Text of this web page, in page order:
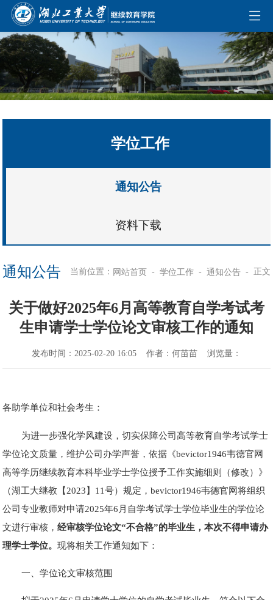
伟德国际(bevictor)官方网站-源自英国始于1946
学位工作
通知公告
资料下载
通知公告 当前位置： 网站首页 - 学位工作 - 通知公告 - 正文
关于做好2025年6月高等教育自学考试考
生申请学士学位论文审核工作的通知
发布时间： 2025-02-20 16:05 作者： 何苗苗 浏览量：
各助学单位和社会考生：
为进一步强化学风建设，切实保障公司高等教育自学考试学士
学位论文质量，维护公司办学声誉，依据《bevictor1946韦德官网
高等学历继续教育本科毕业学士学位授予工作实施细则（修改）》
（湖工大继教【2023】11号）规定，bevictor1946韦德官网将组织
公司专业教师对申请2025年6月自学考试学士学位毕业生的学位论
文进行审核，经审核学位论文“不合格”的毕业生，本次不得申请办
理学士学位。现将相关工作通知如下：
一、学位论文审核范围